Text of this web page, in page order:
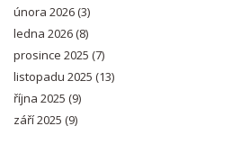
února 2026(3)
ledna 2026(8)
prosince 2025 (7)
listopadu 2025 (13)
října 2025 (9)
září 2025 (9)